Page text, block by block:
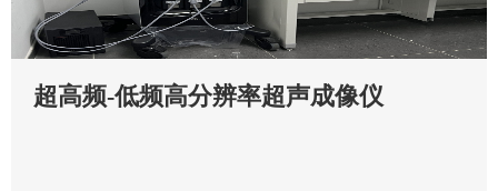
超高频-低频高分辨率超声成像仪